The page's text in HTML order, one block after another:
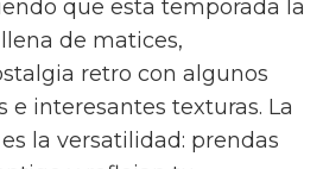
cambiar tu figura, sino
entiendan que es el
a tus curvas y no
esa búsqueda, que sepas
debikinis de Kalk